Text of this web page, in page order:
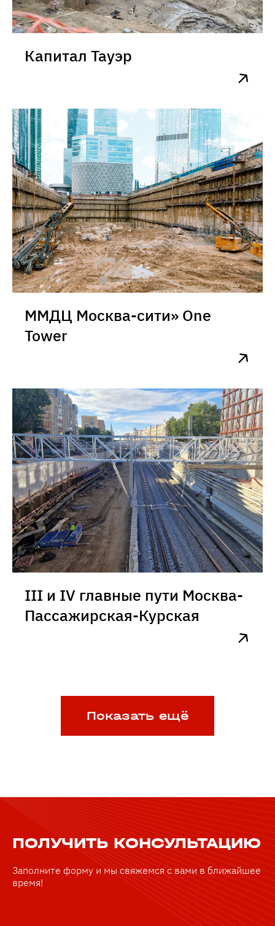
Капитал Тауэр
ММДЦ Москва-сити» One
Tower
III и IV главные пути Москва-
Пассажирская-Курская
Показать ещё
ПОЛУЧИТЬ КОНСУЛЬТАЦИЮ
Заполните форму и мы свяжемся с вами в ближайшее
время!